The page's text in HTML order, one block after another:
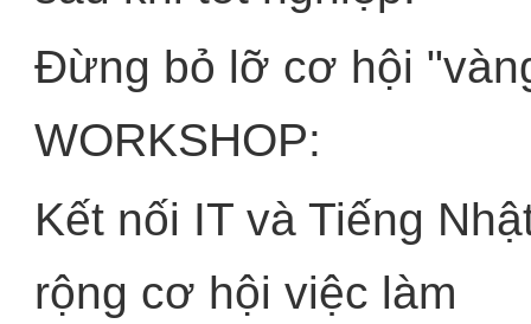
Đừng bỏ lỡ cơ hội
WORKSHOP:
Kết nối IT và Tiếng
rộng cơ hội việc làm